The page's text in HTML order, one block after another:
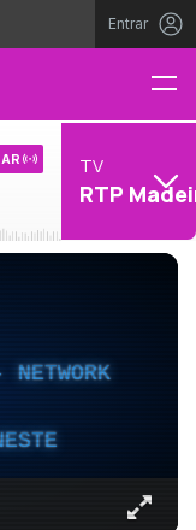
Entrar
TV
RTP